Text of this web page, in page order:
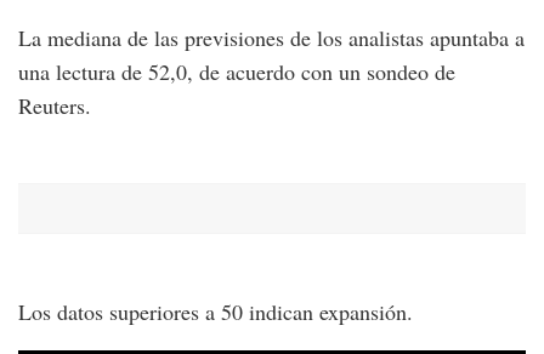
La mediana de las previsiones de los analistas apuntaba a
una lectura de 52,0, de acuerdo con un sondeo de
Reuters.
Los datos superiores a 50 indican expansión.